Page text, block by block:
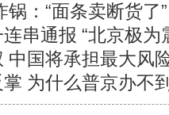
：“面条卖断货了”
串通报 “北京极为
中国将承担最大风
为什么普京办不